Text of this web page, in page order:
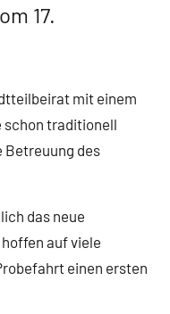
17.
mit einem
schon traditionell
des
das neue
auf viele
einen ersten